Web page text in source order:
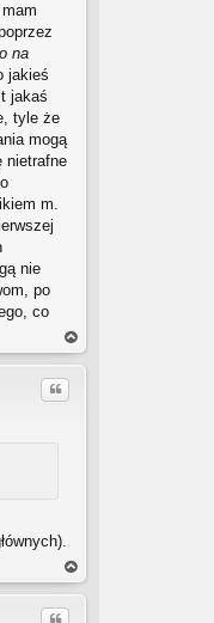
na
jakieś
jakaś
tyle że
mogą
nietrafne
m.
nie
po
co
a
Cytuj
a
Cytuj